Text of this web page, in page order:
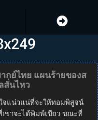
กย์ไทย แผนร้ายของส
สั่นไหว
จแน่วแน่ที่จะให้ทอมพิสูจน์
ขาจะได้พิมพ์เขียว ขณะที่